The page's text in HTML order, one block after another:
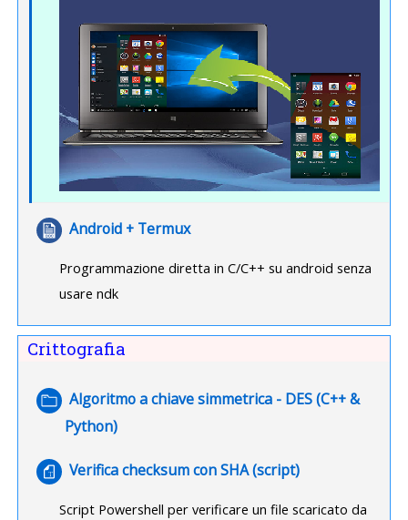
Android + Termux
File
Programmazione diretta in C/C++ su android senza
usare ndk
Crittografia
Algoritmo a chiave simmetrica - DES (C++ &
Python)
Cartella
Verifica checksum con SHA (script)
File
Script Powershell per verificare un file scaricato da